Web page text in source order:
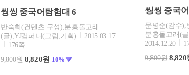
씽씽 중국어탐험대 6
반숙희(컨텐츠 구성),분홍돌고래
(글),YJ컴퍼니(그림,기획)
2015.03.17
176쪽
9,800원 8,820원 10%
씽씽 중국
문병순(감수),
분홍돌고래(
2014.12.20
9,800원 8,820